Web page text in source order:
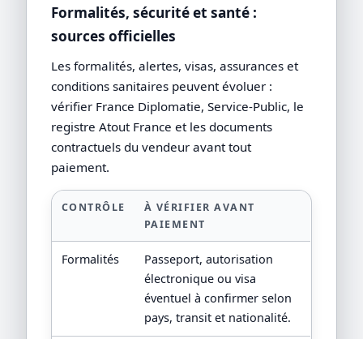
Formalités, sécurité et santé :
sources officielles
Les formalités, alertes, visas, assurances et
conditions sanitaires peuvent évoluer :
vérifier France Diplomatie, Service-Public, le
registre Atout France et les documents
contractuels du vendeur avant tout
paiement.
CONTRÔLE
À VÉRIFIER AVANT
PAIEMENT
Formalités
Passeport, autorisation
électronique ou visa
éventuel à confirmer selon
pays, transit et nationalité.